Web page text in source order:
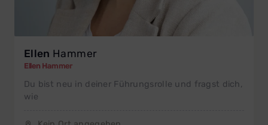
Ellen Hammer
Ellen Hammer
Du bist neu in deiner Führungsrolle und fragst dich,
wie